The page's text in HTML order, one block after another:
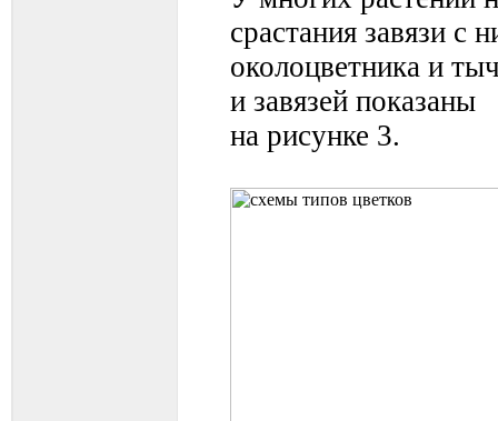
срастания завязи с
околоцветника и
и завязей показаны
на рисунке 3.